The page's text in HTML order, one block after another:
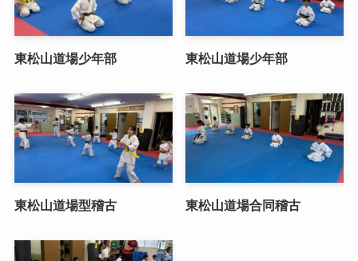
東松山道場少年部 東松山道場少年部
東松山道場型稽古 東松山道場合同稽古